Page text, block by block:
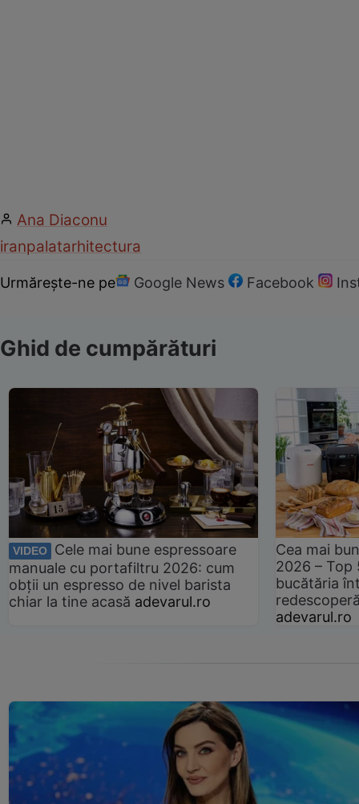
Ana Diaconu
iranpalatarhitectura
Urmărește-ne pe Google News Facebook
Ghid de cumpărături
VIDEO
Cele mai bune espressoare
manuale cu portafiltru 2026: cum
obții un espresso de nivel barista
chiar la tine acasă adevarul.ro
Cea mai
2026 –
bucătăria
adevarul.ro